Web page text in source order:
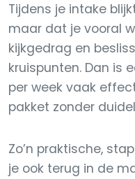
Tijdens je intake
maar dat je vooral
kijkgedrag en
kruispunten. Dan is
per week vaak
pakket zonder
Zo’n praktische,
je ook terug in de